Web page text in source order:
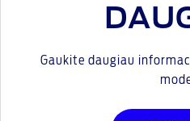
Gaukite daugiau